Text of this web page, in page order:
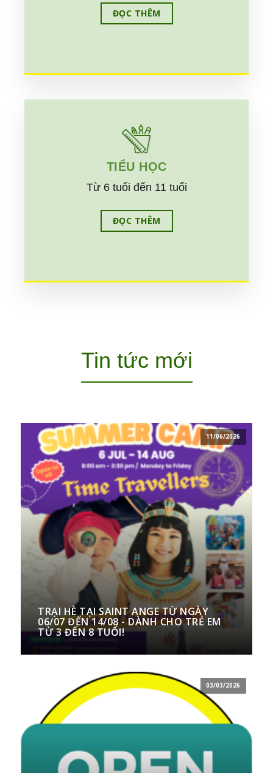
ĐỌC THÊM
TIỂU HỌC
Từ 6 tuổi đến 11 tuổi
ĐỌC THÊM
Tin tức mới
11/06/2026
TRẠI HÈ TẠI SAINT ANGE TỪ NGÀY
06/07 ĐẾN 14/08 - DÀNH CHO TRẺ EM
TỪ 3 ĐẾN 8 TUỔI!
03/03/2026